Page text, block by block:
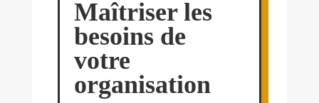
Maîtriser les
besoins de
votre
organisation